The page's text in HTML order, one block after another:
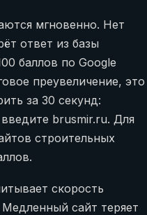
мгновенно. Нет
ответ из базы
баллов по Google
преувеличение, это
за 30 секунд:
brusmir.ru. Для
строительных
скорость
сайт теряет